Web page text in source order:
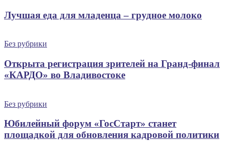
Лучшая еда для младенца – грудное молоко
Без рубрики
Открыта регистрация зрителей на Гранд-финал
«КАРДО» во Владивостоке
Без рубрики
Юбилейный форум «ГосСтарт» станет
площадкой для обновления кадровой политики